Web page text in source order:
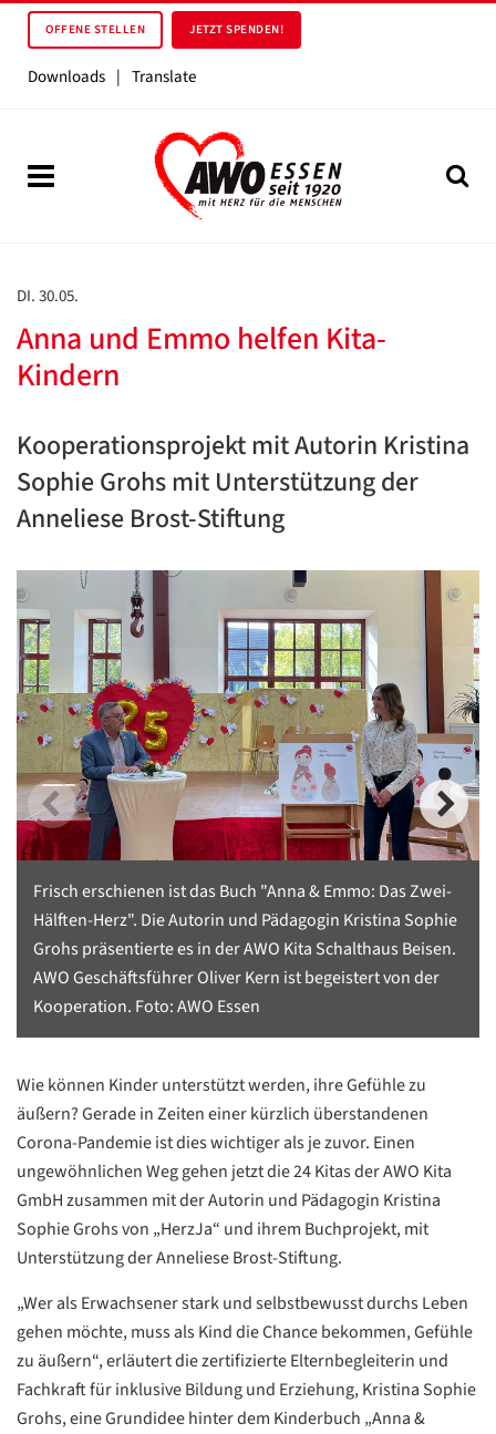
OFFENE STELLEN JETZT SPENDEN!
Downloads | Translate
DI. 30.05.
Anna und Emmo helfen Kita-
Kindern
Kooperationsprojekt mit Autorin Kristina
Sophie Grohs mit Unterstützung der
Anneliese Brost-Stiftung
Frisch erschienen ist das Buch "Anna & Emmo: Das Zwei-
Hälften-Herz". Die Autorin und Pädagogin Kristina Sophie
Grohs präsentierte es in der AWO Kita Schalthaus Beisen.
AWO Geschäftsführer Oliver Kern ist begeistert von der
Kooperation. Foto: AWO Essen
Wie können Kinder unterstützt werden, ihre Gefühle zu
äußern? Gerade in Zeiten einer kürzlich überstandenen
Corona-Pandemie ist dies wichtiger als je zuvor. Einen
ungewöhnlichen Weg gehen jetzt die 24 Kitas der AWO Kita
GmbH zusammen mit der Autorin und Pädagogin Kristina
Sophie Grohs von „HerzJa“ und ihrem Buchprojekt, mit
Unterstützung der Anneliese Brost-Stiftung.
„Wer als Erwachsener stark und selbstbewusst durchs Leben
gehen möchte, muss als Kind die Chance bekommen, Gefühle
zu äußern“, erläutert die zertifizierte Elternbegleiterin und
Fachkraft für inklusive Bildung und Erziehung, Kristina Sophie
Grohs, eine Grundidee hinter dem Kinderbuch „Anna &